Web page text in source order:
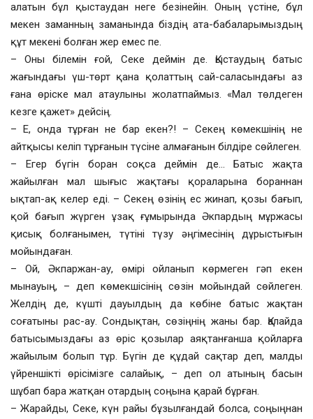
алатын бұл қыстаудан неге безінейін. Оның үстіне, бұл
мекен заманның заманында біздің ата-бабаларымыздың
құт мекені болған жер емес пе.
– Оны білемін ғой, Секе деймін де. Қыстаудың батыс
жағындағы үш-төрт қана қолаттың сай-саласындағы аз
ғана өріске мал атаулыны жолатпаймыз. «Мал төлдеген
кезге қажет» дейсің.
– Е, онда тұрған не бар екен?! – Секең көмекшінің не
айтқысы келіп тұрғанын түсіне алмағанын білдіре сөйлеген.
– Егер бүгін боран соқса деймін де… Батыс жақта
жайылған мал шығыс жақтағы қораларына бораннан
ықтап-ақ келер еді. – Секең өзінің ес жинап, қозы бағып,
қой бағып жүрген ұзақ ғұмырында Әкпардың мұржасы
қисық болғанымен, түтіні түзу әңгімесінің дұрыстығын
мойындаған.
– Ой, Әкпаржан-ау, өмірі ойланып көрмеген гәп екен
мынауың, – деп көмекшісінің сөзін мойындай сөйлеген.
Желдің де, күшті дауылдың да көбіне батыс жақтан
соғатыны рас-ау. Сондықтан, сөзіңнің жаны бар. Қалайда
батысымыздағы аз өріс қозылар аяқтанғанша қойларға
жайылым болып тұр. Бүгін де құдай сақтар деп, малды
үйреншікті өрісімізге салайық, – деп ол атының басын
шұбап бара жатқан отардың соңына қарай бұрған.
– Жарайды, Секе, күн райы бұзылғандай болса, соңыңнан